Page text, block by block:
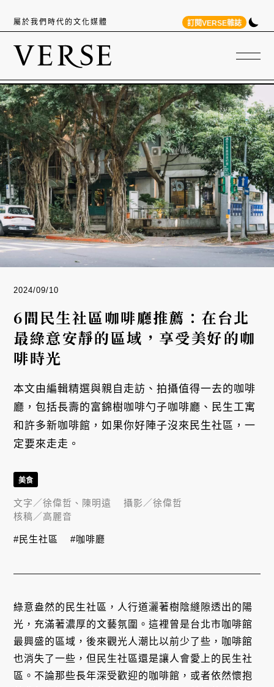
屬於我們時代的文化媒體 訂閱VERSE雜誌
2024/09/10
6間民生社區咖啡廳推薦：在台北
最綠意安靜的區域，享受美好的咖
啡時光
本文由編輯精選與親自走訪、拍攝值得一去的咖啡
廳，包括長壽的富錦樹咖啡勺子咖啡廳、民生工寓
和許多新咖啡館，如果你好陣子沒來民生社區，一
定要來走走。
綠意盎然的民生社區，人行道灑著樹陰縫隙透出的陽
光，充滿著濃厚的文藝氛圍。這裡曾是台北市咖啡館
最興盛的區域，後來觀光人潮比以前少了些，咖啡館
也消失了一些，但民生社區還是讓人會愛上的民生社
區。不論那些長年深受歡迎的咖啡館，或者依然懷抱
美食
文字／徐偉哲、陳明遠 攝影／徐偉哲
核稿／高麗音
#民生社區 #咖啡廳